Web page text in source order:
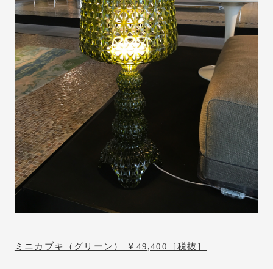
ミニカブキ（グリーン） ￥49,400［税抜］